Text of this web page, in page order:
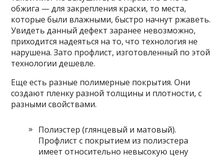
обжига — для закрепления краски, то места,
которые были влажными, быстро начнут ржаветь.
Увидеть данный дефект заранее невозможно,
приходится надеяться на то, что технология не
нарушена. Зато профлист, изготовленный по этой
технологии дешевле.
Еще есть разные полимерные покрытия. Они
создают пленку разной толщины и плотности, с
разными свойствами.
Полиэстер (глянцевый и матовый).
Профлист с покрытием из полиэстера
имеет относительно невысокую цену